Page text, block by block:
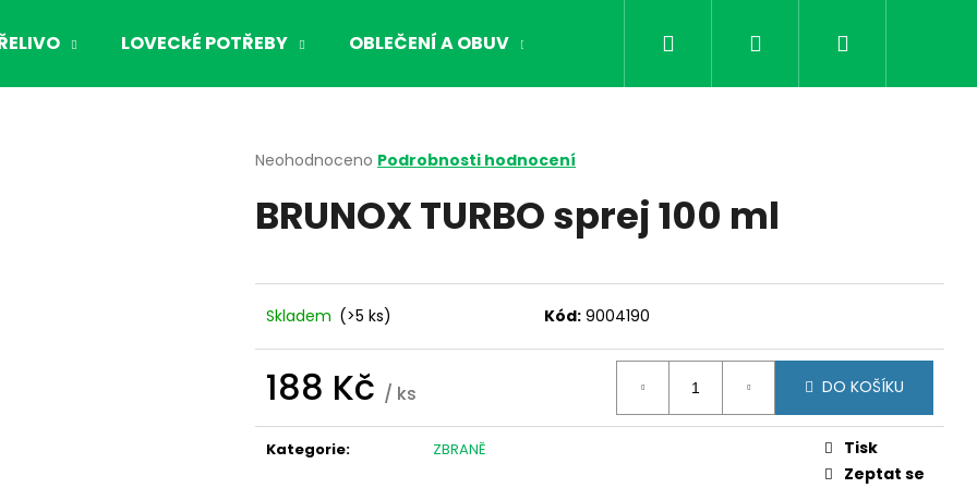
LOVECkÉ POTŘEBY OBLEČENÍ A OBUV NOČNÍ VIDĚNÍPřihlášení
Průměrné
produktu
je
5
hvězdiček.
Neohodnoceno Podrobnosti hodnocení
BRUNOX TURBO sprej 100 ml
Skladem (>5 ks) Kód: 9004190
188 Kč / ks
cena:
DO KOŠÍKU
Kategorie: ZBRANĚ
Tisk
Zeptat se
HLEDAT
Následující